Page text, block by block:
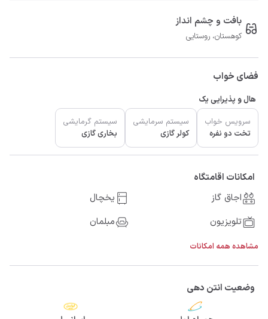
بافت و چشم انداز
کوهستان، روستایی
فضای خواب
هال و پذیرایی یک
سرویس خواب
تخت دو نفره
سیستم سرمایشی
کولر گازی
سیستم گرمایشی
بخاری گازی
امکانات اقامتگاه
اجاق گاز
یخچال
تلویزیون
مبلمان
مشاهده همه امکانات
وضعیت انتن دهی